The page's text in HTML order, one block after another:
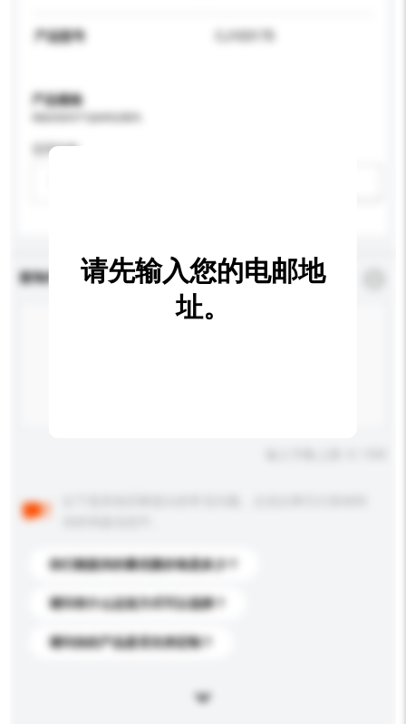
产品型号
产品规格
适用年龄
查询内容 *必须填写
你们能提供的最优惠价格是多少？
请问有什么运送方式可以选择？
请问你的产品是否支持定制？
请先输入您的电邮地
址。